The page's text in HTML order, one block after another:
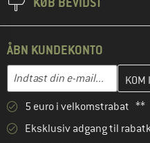
ÅBN KUNDEKONTO
E-mail-adresse
Indtast din e-mailadresse
5 euro i velkomstrabat **
Eksklusiv adgang til